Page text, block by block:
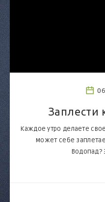
Заплести
Каждое утро делаете
может себе
Водопад?